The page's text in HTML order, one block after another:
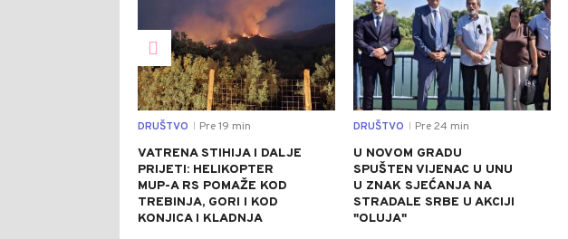
DRUŠTVO Pre 19 min
VATRENA STIHIJA I DALJE
PRIJETI: HELIKOPTER
MUP-A RS POMAŽE KOD
TREBINJA, GORI I KOD
KONJICA I KLADNJA
DRUŠTVO Pre 24 min
U NOVOM GRADU
SPUŠTEN VIJENAC U UNU
U ZNAK SJEĆANJA NA
STRADALE SRBE U AKCIJI
"OLUJA"